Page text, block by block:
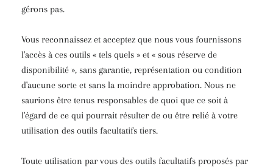
gérons pas.
Vous reconnaissez et acceptez que nous vous fournissons
l'accès à ces outils « tels quels » et « sous réserve de
disponibilité », sans garantie, représentation ou condition
d'aucune sorte et sans la moindre approbation. Nous ne
saurions être tenus responsables de quoi que ce soit à
l'égard de ce qui pourrait résulter de ou être relié à votre
utilisation des outils facultatifs tiers.
Toute utilisation par vous des outils facultatifs proposés par